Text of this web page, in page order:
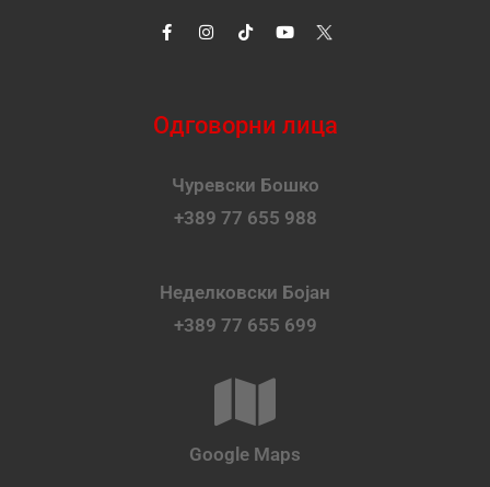
Одговорни лица
Чуревски Бошко
+389 77 655 988
Неделковски Бојан
+389 77 655 699
Google Maps